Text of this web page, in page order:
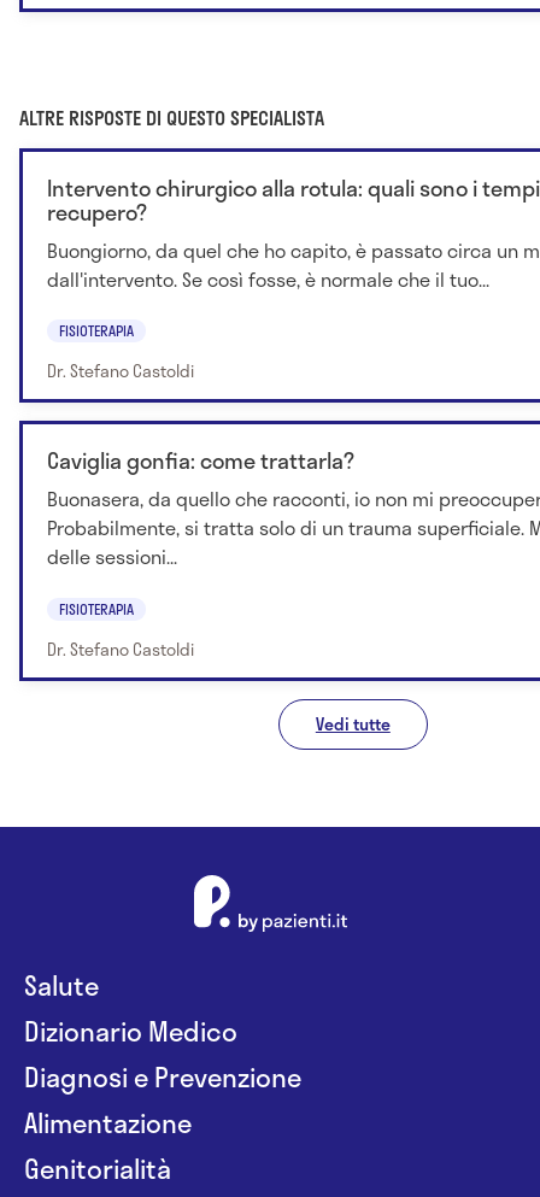
ALTRE RISPOSTE DI QUESTO SPECIALISTA
Intervento chirurgico alla rotula: quali sono i
recupero?
Buongiorno, da quel che ho capito, è passato circa un
dall'intervento. Se così fosse, è normale che il tuo...
FISIOTERAPIA
Dr. Stefano Castoldi
Caviglia gonfia: come trattarla?
Buonasera, da quello che racconti, io non mi
Probabilmente, si tratta solo di un trauma superficiale.
delle sessioni...
FISIOTERAPIA
Dr. Stefano Castoldi
Vedi tutte
Salute
Dizionario Medico
Diagnosi e Prevenzione
Alimentazione
Genitorialità